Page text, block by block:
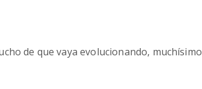
de que vaya evolucionando, muchísimo